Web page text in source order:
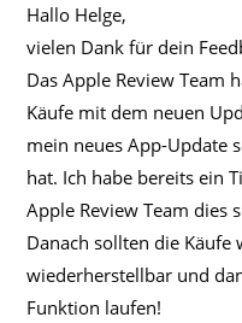
Hallo Helge,
vielen Dank für dein
Das Apple Review Team
Käufe mit dem neuen
mein neues App-Update
hat. Ich habe bereits ein
Apple Review Team dies
Danach sollten die Käufe
wiederherstellbar und
Funktion laufen!